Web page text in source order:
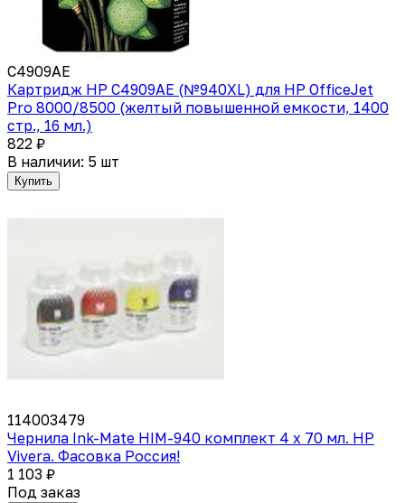
C4909AE
Картридж HP C4909AE (№940XL) для HP OfficeJet
Pro 8000/8500 (желтый повышенной емкости, 1400
стр., 16 мл.)
822 ₽
В наличии: 5 шт
Купить
114003479
Чернила Ink-Mate HIM-940 комплект 4 x 70 мл. HP
Vivera. Фасовка Россия!
1 103 ₽
Под заказ